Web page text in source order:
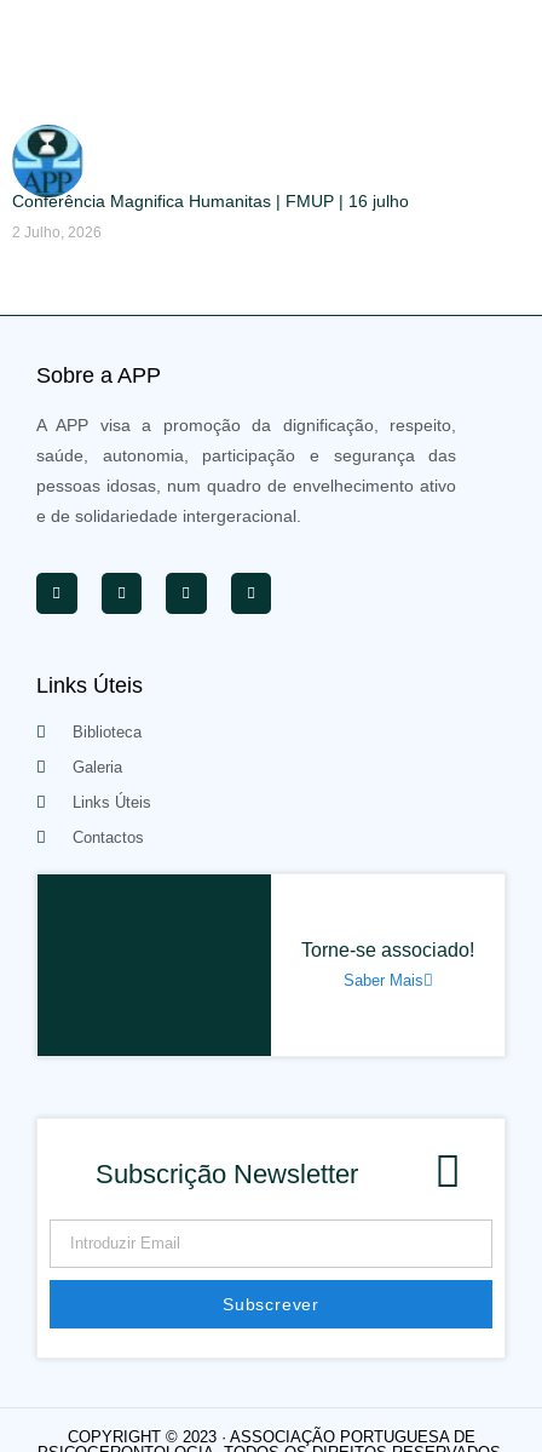
Conferência Magnifica Humanitas | FMUP | 16 julho
2 Julho, 2026
Sobre a APP
A APP visa a promoção da dignificação, respeito,
saúde, autonomia, participação e segurança das
pessoas idosas, num quadro de envelhecimento ativo
e de solidariedade intergeracional.
Links Úteis
Biblioteca
Galeria
Links Úteis
Contactos
Torne-se associado!
Saber Mais
Subscrição Newsletter
Subscrever
COPYRIGHT © 2023 · ASSOCIAÇÃO PORTUGUESA DE